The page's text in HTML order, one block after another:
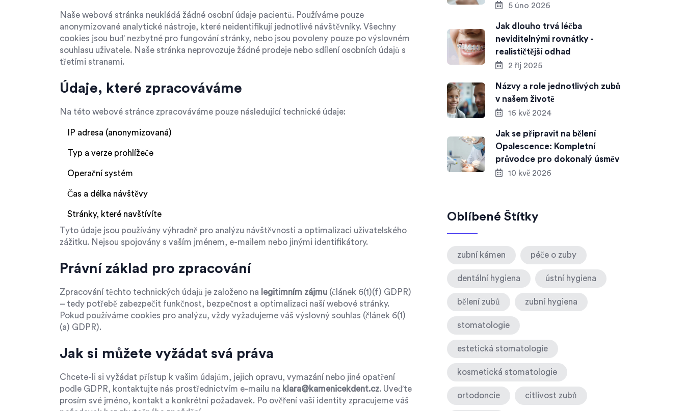
Naše webová stránka neukládá žádné osobní údaje pacientů. Používáme pouze
anonymizované analytické nástroje, které neidentifikují jednotlivé návštěvníky. Všechny
cookies jsou buď nezbytné pro fungování stránky, nebo jsou povoleny pouze po výslovném
souhlasu uživatele. Naše stránka neprovozuje žádné prodeje nebo sdílení osobních údajů s
třetími stranami.
Údaje, které zpracováváme
Na této webové stránce zpracováváme pouze následující technické údaje:
IP adresa (anonymizovaná)
Typ a verze prohlížeče
Operační systém
Čas a délka návštěvy
Stránky, které navštívíte
Tyto údaje jsou používány výhradně pro analýzu návštěvnosti a optimalizaci uživatelského
zážitku. Nejsou spojovány s vaším jménem, e-mailem nebo jinými identifikátory.
Právní základ pro zpracování
Zpracování těchto technických údajů je založeno na legitimním zájmu (článek 6(1)(f) GDPR)
– tedy potřebě zabezpečit funkčnost, bezpečnost a optimalizaci naší webové stránky.
Pokud používáme cookies pro analýzu, vždy vyžadujeme váš výslovný souhlas (článek 6(1)
(a) GDPR).
Jak si můžete vyžádat svá práva
Chcete-li si vyžádat přístup k vašim údajům, jejich opravu, vymazání nebo jiné opatření
podle GDPR, kontaktujte nás prostřednictvím e-mailu na klara@kamenicekdent.cz. Uveďte
prosím své jméno, kontakt a konkrétní požadavek. Po ověření vaší identity zpracujeme váš
5 úno 2026
Jak dlouho trvá léčba
neviditelnými rovnátky -
realističtější odhad
2 říj 2025
Názvy a role jednotlivých zubů
v našem životě
16 kvě 2024
Jak se připravit na bělení
Opalescence: Kompletní
průvodce pro dokonalý úsměv
10 kvě 2026
Oblíbené Štítky
zubní kámen péče o zuby
dentální hygiena ústní hygiena
bělení zubů zubní hygiena
stomatologie
estetická stomatologie
kosmetická stomatologie
ortodoncie citlivost zubů